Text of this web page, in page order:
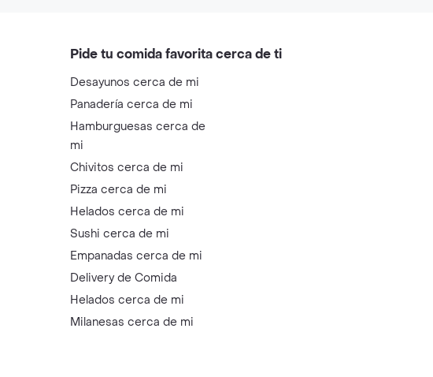
Pide tu comida favorita cerca de ti
Desayunos cerca de mi
Panadería cerca de mi
Hamburguesas cerca de
mi
Chivitos cerca de mi
Pizza cerca de mi
Helados cerca de mi
Sushi cerca de mi
Empanadas cerca de mi
Delivery de Comida
Helados cerca de mi
Milanesas cerca de mi